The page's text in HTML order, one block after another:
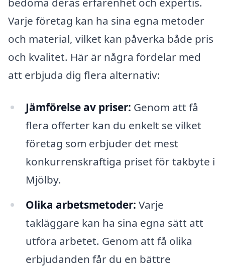
Varje företag kan ha sina egna metoder
och material, vilket kan påverka både pris
och kvalitet. Här är några fördelar med
att erbjuda dig flera alternativ:
Jämförelse av priser: Genom att få
flera offerter kan du enkelt se vilket
företag som erbjuder det mest
konkurrenskraftiga priset för takbyte i
Mjölby.
Olika arbetsmetoder: Varje
takläggare kan ha sina egna sätt att
utföra arbetet. Genom att få olika
erbjudanden får du en bättre